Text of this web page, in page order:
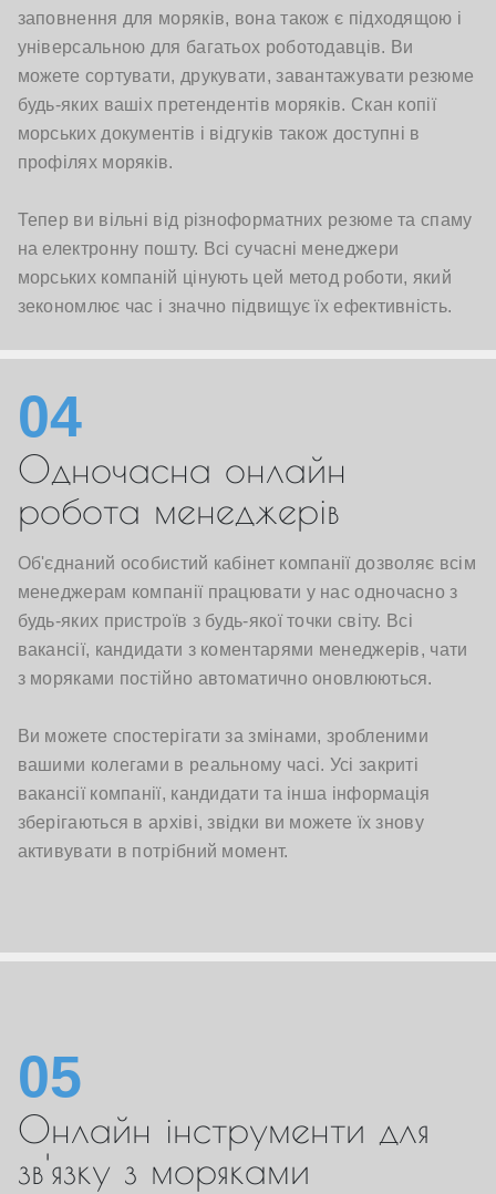
заповнення для моряків, вона також є підходящою і
універсальною для багатьох роботодавців. Ви
можете сортувати, друкувати, завантажувати резюме
будь-яких вашіх претендентів моряків. Скан копії
морських документів і відгуків також доступні в
профілях моряків.
Тепер ви вільні від різноформатних резюме та спаму
на електронну пошту. Всі сучасні менеджери
морських компаній цінують цей метод роботи, який
зекономлює час і значно підвищує їх ефективність.
04
Одночасна онлайн
робота менеджерів
Об'єднаний особистий кабінет компанії дозволяє всім
менеджерам компанії працювати у нас одночасно з
будь-яких пристроїв з будь-якої точки світу. Всі
вакансії, кандидати з коментарями менеджерів, чати
з моряками постійно автоматично оновлюються.
Ви можете спостерігати за змінами, зробленими
вашими колегами в реальному часі. Усі закриті
вакансії компанії, кандидати та інша інформація
зберігаються в архіві, звідки ви можете їх знову
активувати в потрібний момент.
05
Онлайн інструменти для
зв'язку з моряками